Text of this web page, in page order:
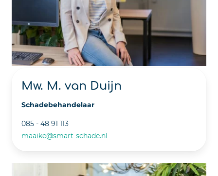
Mw. M. van Duijn
Schadebehandelaar
085 - 48 91 113
maaike@smart-schade.nl